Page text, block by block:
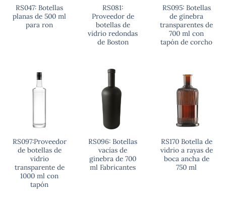
RS047: Botellas
planas de 500 ml
para ron
RS081:
Proveedor de
botellas de
vidrio redondas
de Boston
RS095: Botellas
de ginebra
transparentes de
700 ml con
tapón de corcho
RS097:Proveedor
de botellas de
vidrio
transparente de
1000 ml con
tapón
RS096: Botellas
vacías de
ginebra de 700
ml Fabricantes
RS170 Botella de
vidrio a rayas de
boca ancha de
750 ml